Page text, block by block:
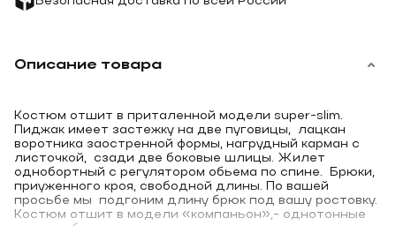
Описание товара
Костюм отшит в приталенной модели super-slim.
Пиджак имеет застежку на две пуговицы, лацкан
воротника заостренной формы, нагрудный карман с
листочкой, сзади две боковые шлицы. Жилет
однобортный с регулятором обьема по спине. Брюки,
приуженного кроя, свободной длины. По вашей
просьбе мы подгоним длину брюк под вашу ростовку.
Костюм отшит в модели «компаньон»,- однотонные